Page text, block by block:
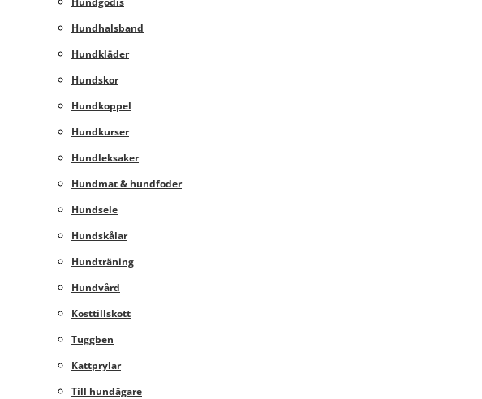
Hundhalsband
Hundkläder
Hundskor
Hundkoppel
Hundkurser
Hundleksaker
Hundmat & hundfoder
Hundsele
Hundskålar
Hundträning
Hundvård
Kosttillskott
Tuggben
Kattprylar
Till hundägare